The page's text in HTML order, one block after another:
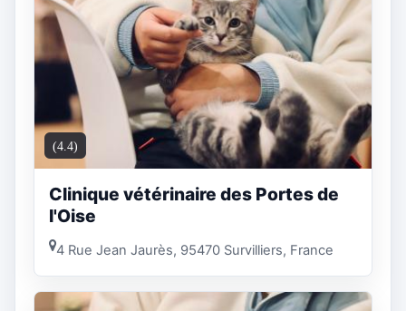
(4.4)
Clinique vétérinaire des Portes de
l'Oise
4 Rue Jean Jaurès, 95470 Survilliers, France